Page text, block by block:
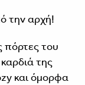
την αρχή!
πόρτες του
της
και όμορφα